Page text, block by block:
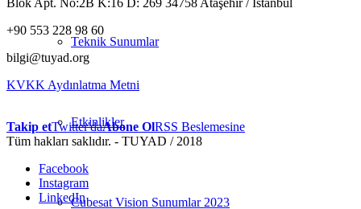
Teknik Sunumlar
Etkinlikler
Cubesat Vision Sunumlar 2023
+90 553 228 98 60
bilgi@tuyad.org
KVKK Aydınlatma Metni
Takip etTwitter'daAbone OlRSS Beslemesine
Tüm hakları saklıdır. - TUYAD / 2018
Facebook
Instagram
LinkedIn